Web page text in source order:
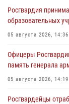
Росгвардия
образовательных
05 августа 2026, 14:36
Офицеры
память генерала
05 августа 2026, 14:19
Росгвардейцы